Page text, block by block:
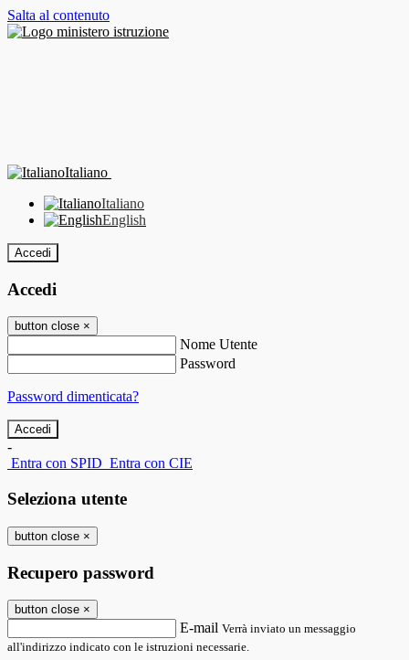
Salta al contenuto
Italiano
Italiano
English
Accedi
Accedi
button close ×
Nome Utente
Password
Password dimenticata?
-
Entra con SPID Entra con CIE
Seleziona utente
button close ×
Recupero password
button close ×
E-mail Verrà inviato un messaggio
all'indirizzo indicato con le istruzioni necessarie.